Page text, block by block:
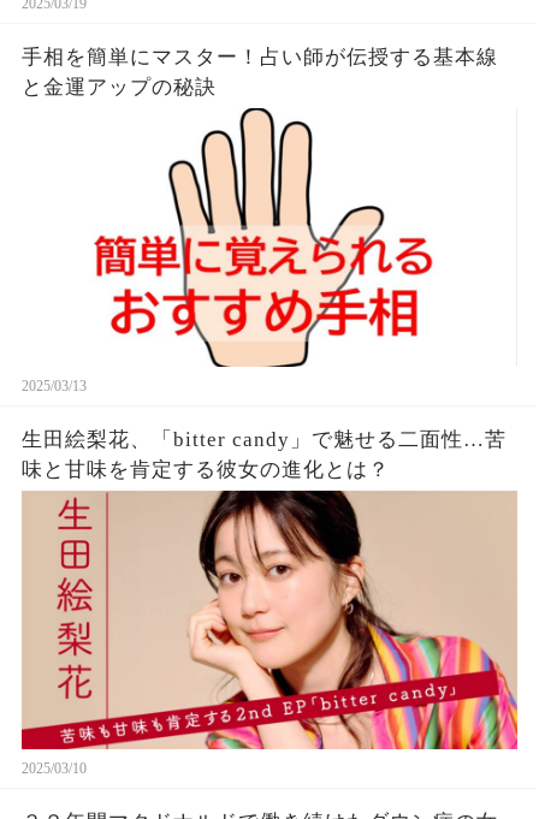
2025/03/19
手相を簡単にマスター！占い師が伝授する基本線
と金運アップの秘訣
2025/03/13
生田絵梨花、「bitter candy」で魅せる二面性…苦
味と甘味を肯定する彼女の進化とは？
2025/03/10